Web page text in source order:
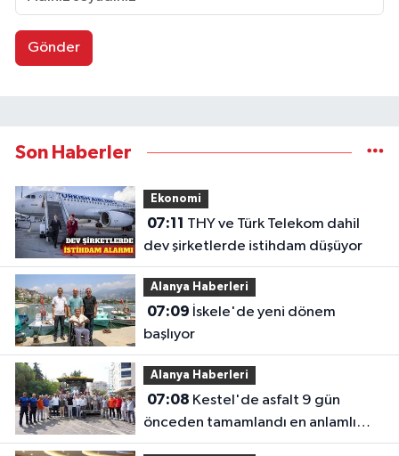
Gönder
Son Haberler
Ekonomi
07:11
dev şirketlerde istihdam düşüyor
Alanya Haberleri
07:09
başlıyor
Alanya Haberleri
07:08
önceden tamamlandı en anlamlı
teşekkür iş makinesinin üzerine